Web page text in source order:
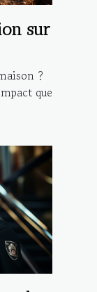
sur
?
que